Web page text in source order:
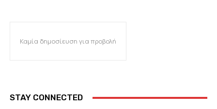
Καμία δημοσίευση για προβολή
STAY CONNECTED